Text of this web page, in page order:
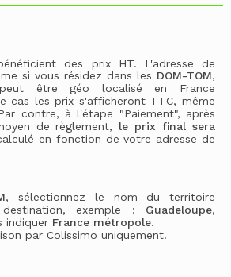
des prix HT. L'adresse de
si vous résidez dans les DOM-TOM,
être géo localisé en France
cas les prix s'afficheront TTC, même
contre, à l'étape "Paiement", après
de règlement, le prix final sera
en fonction de votre adresse de
, sélectionnez le nom du territoire
exemple : Guadeloupe,
indiquer France métropole.
par Colissimo uniquement.